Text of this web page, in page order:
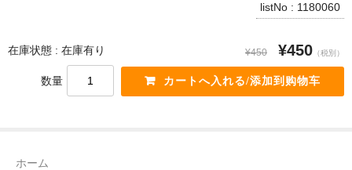
ピータン・塩漬け卵
電話カード
listNo : 1180060
在庫状態 : 在庫有り ¥450 ¥450 （税別）
数量
ホーム